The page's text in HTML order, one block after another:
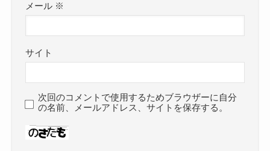
メール ※
サイト
次回のコメントで使用するためブラウザーに自分
の名前、メールアドレス、サイトを保存する。